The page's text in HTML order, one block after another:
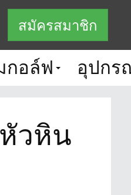
สมัครสมาชิก
กอล์ฟ อุปก
วหิน